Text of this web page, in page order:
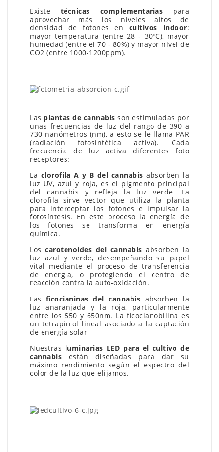
Existe técnicas complementarias para
aprovechar más los niveles altos de
densidad de fotones en cultivos indoor:
mayor temperatura (entre 28 - 30ºC), mayor
humedad (entre el 70 - 80%) y mayor nivel de
CO2 (entre 1000-1200ppm).
Las plantas de cannabis son estimuladas por
unas frecuencias de luz del rango de 390 a
730 nanómetros (nm), a esto se le llama PAR
(radiación fotosintética activa). Cada
frecuencia de luz activa diferentes foto
receptores:
La clorofila A y B del cannabis absorben la
luz UV, azul y roja, es el pigmento principal
del cannabis y refleja la luz verde. La
clorofila sirve vector que utiliza la planta
para interceptar los fotones e impulsar la
fotosíntesis. En este proceso la energía de
los fotones se transforma en energía
química.
Loscarotenoides del cannabis absorben la
luz azul y verde, desempeñando su papel
vital mediante el proceso de transferencia
de energía, o protegiendo el centro de
reacción contra la auto-oxidación.
Las ficocianinas del cannabis absorben la
luz anaranjada y la roja, particularmente
entre los 550 y 650nm. La ficocianobilina es
un tetrapirrol lineal asociado a la captación
de energía solar.
Nuestras luminarias LED para el cultivo de
cannabis están diseñadas para dar su
máximo rendimiento según el espectro del
color de la luz que elijamos.